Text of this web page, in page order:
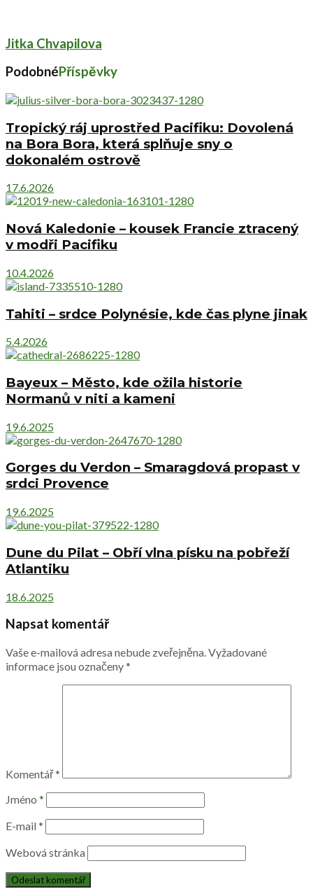
Jitka Chvapilova
PodobnéPříspěvky
Tropický ráj uprostřed Pacifiku: Dovolená
na Bora Bora, která splňuje sny o
dokonalém ostrově
17.6.2026
Nová Kaledonie – kousek Francie ztracený
v modři Pacifiku
10.4.2026
Tahiti – srdce Polynésie, kde čas plyne jinak
5.4.2026
Bayeux – Město, kde ožila historie
Normanů v niti a kameni
19.6.2025
Gorges du Verdon – Smaragdová propast v
srdci Provence
19.6.2025
Dune du Pilat – Obří vlna písku na pobřeží
Atlantiku
18.6.2025
Napsat komentář
Vaše e-mailová adresa nebude zveřejněna.Vyžadované
informace jsou označeny*
Komentář*
Jméno *
E-mail *
Webová stránka